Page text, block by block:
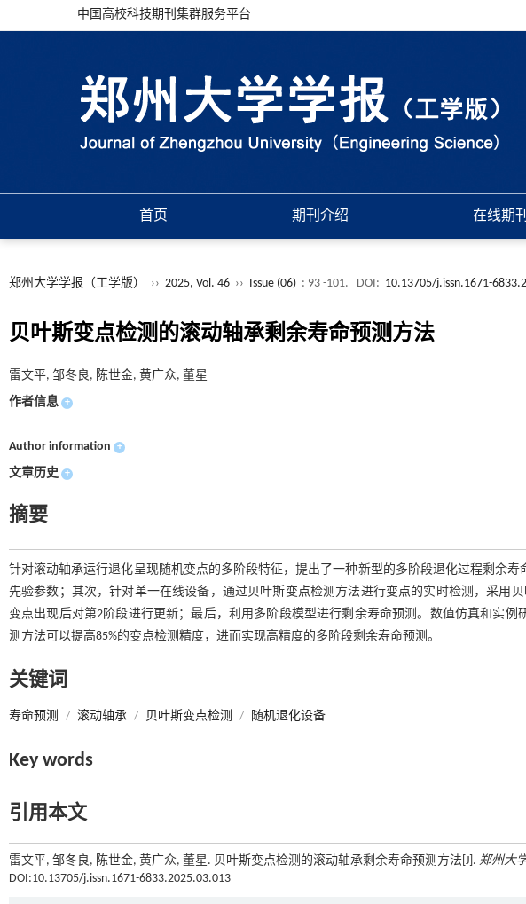
中国高校科技期刊集群服务平台
首页 期刊介绍 在线期刊
郑州大学学报（工学版） ›› 2025, Vol. 46 ›› Issue (06) : 93 -101. DOI: 10.13705/j.issn.1671-
贝叶斯变点检测的滚动轴承剩余寿命预测方法
雷文平, 邹冬良, 陈世金, 黄广众, 董星
作者信息 +
Author information +
文章历史 +
摘要
针对滚动轴承运行退化呈现随机变点的多阶段特征，提出了一种新型的多阶段退化过程剩余
先验参数；其次，针对单一在线设备，通过贝叶斯变点检测方法进行变点的实时检测，采用
变点出现后对第2阶段进行更新；最后，利用多阶段模型进行剩余寿命预测。数值仿真和实
测方法可以提高85%的变点检测精度，进而实现高精度的多阶段剩余寿命预测。
关键词
寿命预测 / 滚动轴承 / 贝叶斯变点检测 / 随机退化设备
Key words
引用本文
雷文平, 邹冬良, 陈世金, 黄广众, 董星. 贝叶斯变点检测的滚动轴承剩余寿命预测方法[J]. 郑州大
DOI:10.13705/j.issn.1671-6833.2025.03.013